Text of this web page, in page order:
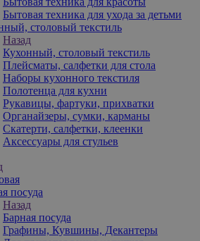
Бытовая техника для ухода за детьми
столовый текстиль
Назад
Кухонный, столовый текстиль
Плейсматы, салфетки для стола
Наборы кухонного текстиля
Полотенца для кухни
Рукавицы, фартуки, прихватки
Органайзеры, сумки, карманы
Скатерти, салфетки, клеенки
Аксессуары для стульев
посуда
Назад
Барная посуда
Графины, Кувшины, Декантеры